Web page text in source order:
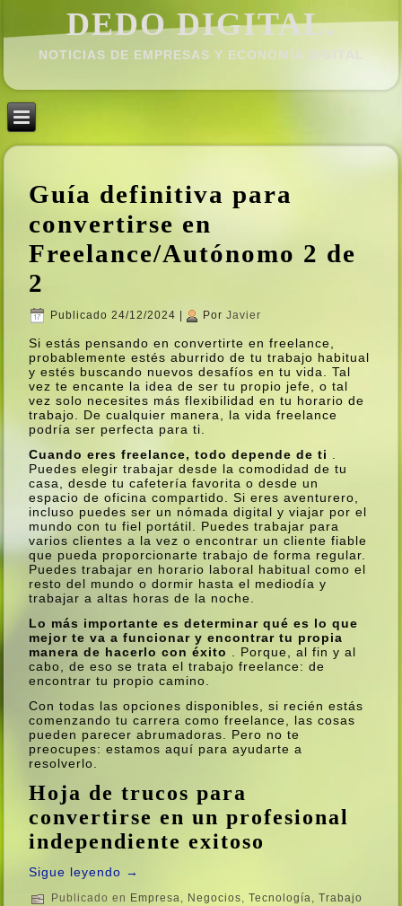
DEDO DIGITAL.
NOTICIAS DE EMPRESAS Y ECONOMÍ­A DIGITAL
Guí­a definitiva para
convertirse en
Freelance/Autónomo 2 de
2
Publicado 24/12/2024 Por Javier
Si estás pensando en convertirte en freelance,
probablemente estés aburrido de tu trabajo habitual
y estés buscando nuevos desafí­os en tu vida. Tal
vez te encante la idea de ser tu propio jefe, o tal
vez solo necesites más flexibilidad en tu horario de
trabajo. De cualquier manera, la vida freelance
podrí­a ser perfecta para ti.
Cuando eres freelance, todo depende de ti
Puedes elegir trabajar desde la comodidad de tu
casa, desde tu cafeterí­a favorita o desde un
espacio de oficina compartido. Si eres aventurero,
incluso puedes ser un nómada digital y viajar por el
mundo con tu fiel portátil. Puedes trabajar para
varios clientes a la vez o encontrar un cliente fiable
que pueda proporcionarte trabajo de forma regular.
Puedes trabajar en horario laboral habitual como el
resto del mundo o dormir hasta el mediodí­a y
trabajar a altas horas de la noche.
Lo más importante es determinar qué es lo que
mejor te va a funcionar y encontrar tu propia
manera de hacerlo con éxito
. Porque, al fin y al
cabo, de eso se trata el trabajo freelance: de
encontrar tu propio camino.
Con todas las opciones disponibles, si recién estás
comenzando tu carrera como freelance, las cosas
pueden parecer abrumadoras. Pero no te
preocupes: estamos aquí­ para ayudarte a
resolverlo.
Hoja de trucos para
convertirse en un profesional
independiente exitoso
Sigue leyendo →
Publicado en Empresa, Negocios,Tecnologí­a,Trabajo